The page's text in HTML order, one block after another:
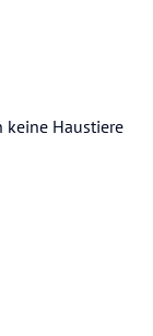
keine Haustiere